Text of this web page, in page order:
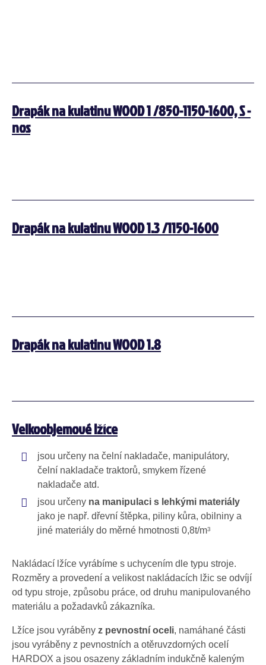
Drapák na kulatinu WOOD 1 /850-1150-1600, S -
nos
Drapák na kulatinu WOOD 1.3 /1150-1600
Drapák na kulatinu WOOD 1.8
Velkoobjemové lžíce
jsou určeny na čelní nakladače, manipulátory,
čelní nakladače traktorů, smykem řízené
nakladače atd.
jsou určeny na manipulaci s lehkými materiály
jako je např. dřevní štěpka, piliny kůra, obilniny a
jiné materiály do měrné hmotnosti 0,8t/m3
Nakládací lžíce vyrábíme s uchycením dle typu stroje.
Rozměry a provedení a velikost nakládacích lžic se odvíjí
od typu stroje, způsobu práce, od druhu manipulovaného
materiálu a požadavků zákazníka.
Lžíce jsou vyráběny z pevnostní oceli, namáhané části
jsou vyráběny z pevnostních a otěruvzdorných ocelí
HARDOX a jsou osazeny základním indukčně kaleným